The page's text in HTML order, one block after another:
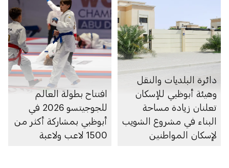
دائرة البلديات والنقل
وهيئة أبوظبي للإسكان
تعلنان زيادة مساحة
البناء في مشروع الشويب
لإسكان المواطنين
افتتاح بطولة العالم
للجوجيتسو 2026 في
أبوظبي بمشاركة أكثر من
1500 لاعب ولاعبة